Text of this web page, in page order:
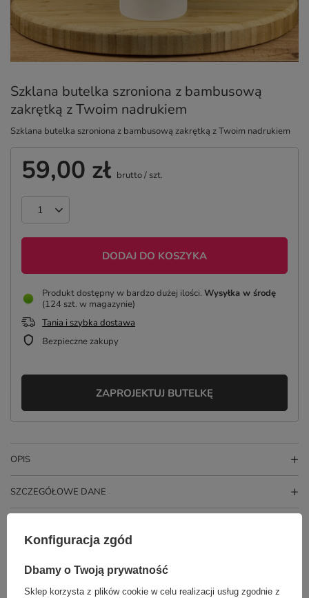
Szklana butelka szroniona z bambusową
zakrętką z Twoim nadrukiem
Szklana butelka szroniona z bambusową zakrętką z Twoim nadrukiem
59,00 zł brutto/ szt.
DODAJ DO KOSZYKA
Produkt dostępny w bardzo dużej ilości Wysyłka w środę
(124 szt. w magazynie)
Tania i szybka dostawa
Bezpieczne zakupy
ZAPROJEKTUJ BUTELKĘ
OPIS
SZCZEGÓŁOWE DANE
Konfiguracja zgód
Dbamy o Twoją prywatność
Sklep korzysta z plików cookie w celu realizacji usług zgodnie z